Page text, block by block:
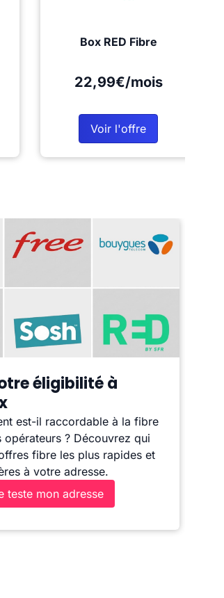
Box RED Fibre
22,99€/mois
Voir l'offre
éligibilité à
est-il raccordable à la fibre
opérateurs ? Découvrez qui
fibre les plus rapides et
à votre adresse.
teste mon adresse